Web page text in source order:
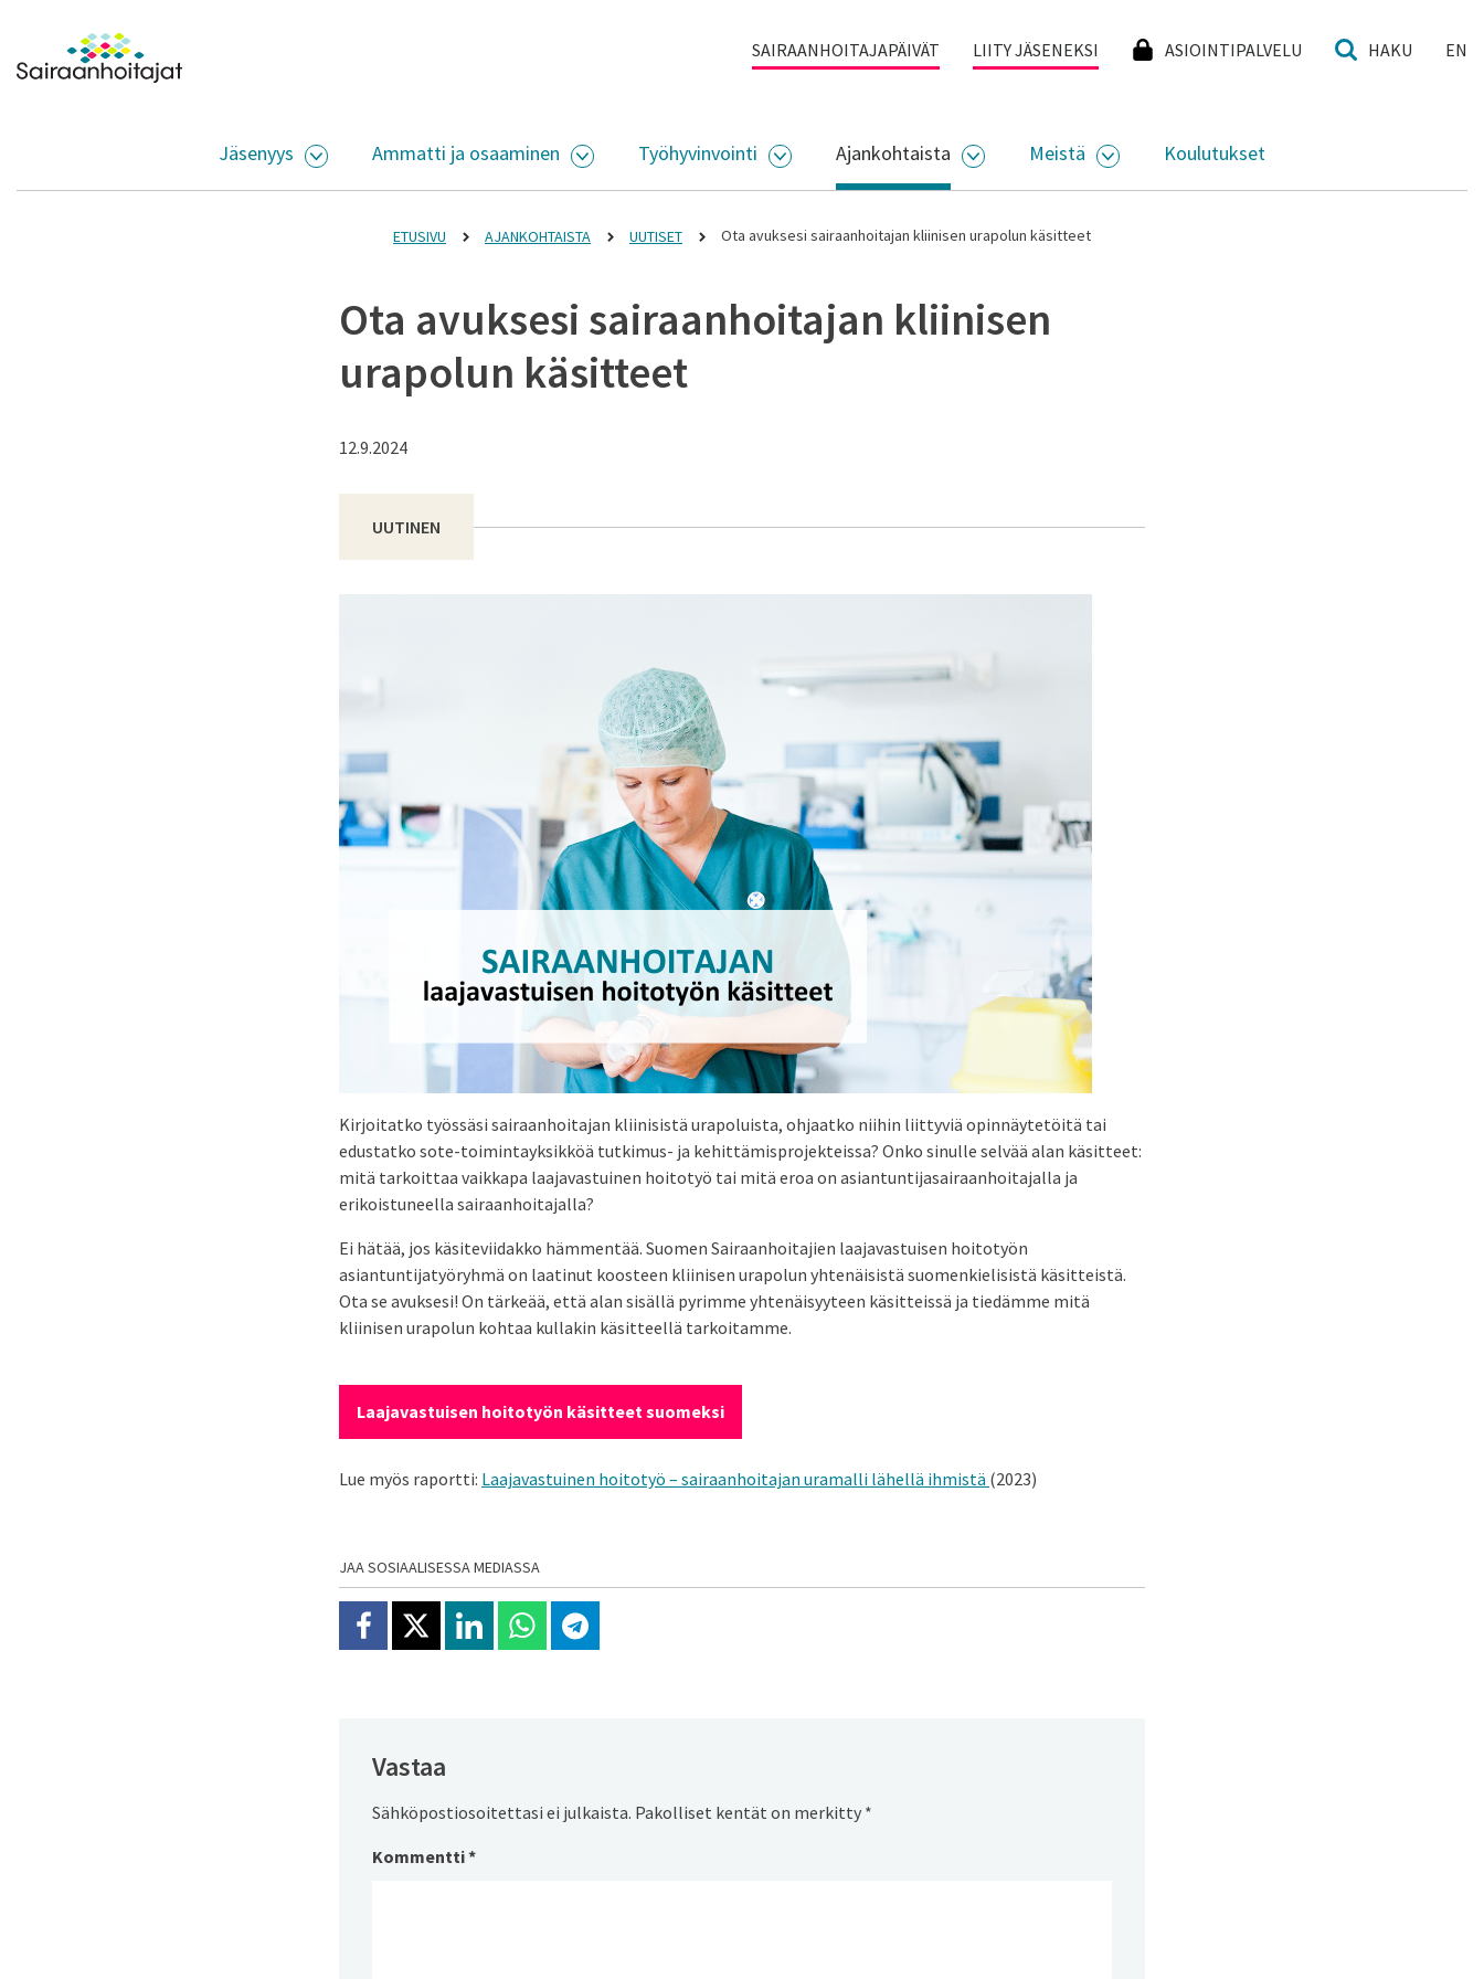
Siirry sisältöön
Etusivulle SAIRAANHOITAJAPÄIVÄT LIITY JÄSENEKSI ASIOINTIPALVELU HAKU EN
Jäsenyys
AVAA ALASIVUJEN VALIKKO
Ammatti ja osaaminen
AVAA ALASIVUJEN VALIKKO
Työhyvinvointi
AVAA ALASIVUJEN VALIKKO
Ajankohtaista
AVAA ALASIVUJEN VALIKKO
Meistä
AVAA ALASIVUJEN VALIKKO
Koulutukset
ETUSIVU AJANKOHTAISTA UUTISET Ota avuksesi sairaanhoitajan kliinisen urapolun käsitteet
Ota avuksesi sairaanhoitajan kliinisen
urapolun käsitteet
12.9.2024
UUTINEN
Kirjoitatko työssäsi sairaanhoitajan kliinisistä urapoluista, ohjaatko niihin liittyviä opinnäytetöitä tai
edustatko sote-toimintayksikköä tutkimus- ja kehittämisprojekteissa? Onko sinulle selvää alan käsitteet:
mitä tarkoittaa vaikkapa laajavastuinen hoitotyö tai mitä eroa on asiantuntijasairaanhoitajalla ja
erikoistuneella sairaanhoitajalla?
Ei hätää, jos käsiteviidakko hämmentää. Suomen Sairaanhoitajien laajavastuisen hoitotyön
asiantuntijatyöryhmä on laatinut koosteen kliinisen urapolun yhtenäisistä suomenkielisistä käsitteistä.
Ota se avuksesi! On tärkeää, että alan sisällä pyrimme yhtenäisyyteen käsitteissä ja tiedämme mitä
kliinisen urapolun kohtaa kullakin käsitteellä tarkoitamme.
Laajavastuisen hoitotyön käsitteet suomeksi
Lue myös raportti: Laajavastuinen hoitotyö – sairaanhoitajan uramalli lähellä ihmistä (2023)
JAA SOSIAALISESSA MEDIASSA
Jaa Facebookissa
Jaa X:ssäJaa Linkedinissä
Jaa Whatsappissa
Jaa Telegramissa
Vastaa
Sähköpostiosoitettasi ei julkaista. Pakolliset kentät on merkitty *
Kommentti*